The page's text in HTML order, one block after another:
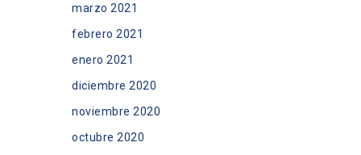
marzo 2021
febrero 2021
enero 2021
diciembre 2020
noviembre 2020
octubre 2020